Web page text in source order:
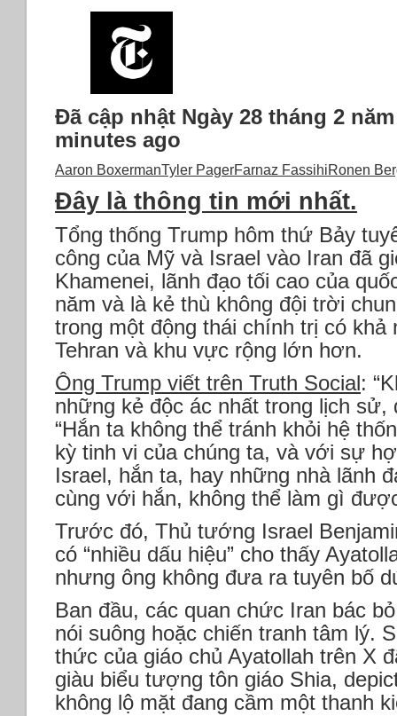
Đã cập nhật Ngày 28 tháng 2
minutes ago
Aaron BoxermanTyler PagerFarnaz FassihiRonen
Đây là thông tin mới nhất.
Tổng thống Trump hôm thứ Bảy
công của Mỹ và Israel vào Iran đã
Khamenei, lãnh đạo tối cao của
năm và là kẻ thù không đội trời
trong một động thái chính trị có khả
Tehran và khu vực rộng lớn hơn.
Ông Trump viết trên Truth Social:
những kẻ độc ác nhất trong lịch sử,
“Hắn ta không thể tránh khỏi hệ
kỳ tinh vi của chúng ta, và với sự
Israel, hắn ta, hay những nhà lãnh
cùng với hắn, không thể làm gì
Trước đó, Thủ tướng Israel
có “nhiều dấu hiệu” cho thấy
nhưng ông không đưa ra tuyên bố
Ban đầu, các quan chức Iran bác
nói suông hoặc chiến tranh tâm lý.
thức của giáo chủ Ayatollah trên X
giàu biểu tượng tôn giáo Shia,
không lộ mặt đang cầm một thanh